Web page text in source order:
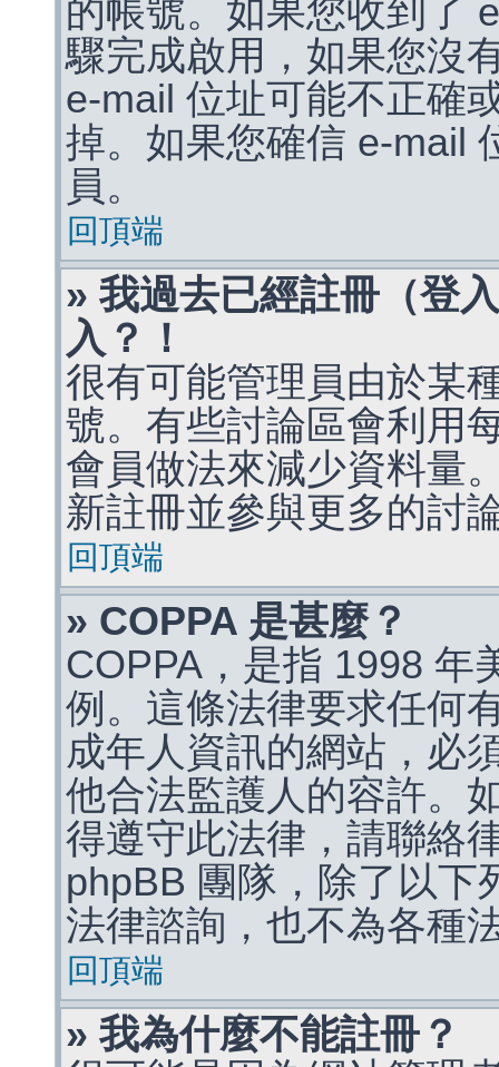
的帳號。如果您收到了
驟完成啟用，如果您沒
e-mail 位址可能不正確
掉。如果您確信 e-mail
員。
回頂端
» 我過去已經註冊（登
入？！
很有可能管理員由於某
號。有些討論區會利用
會員做法來減少資料量
新註冊並參與更多的討
回頂端
» COPPA 是甚麼？
COPPA，是指 1998 年
例。這條法律要求任何
成年人資訊的網站，必
他合法監護人的容許。
得遵守此法律，請聯絡
phpBB 團隊，除了以下
法律諮詢，也不為各種
回頂端
» 我為什麼不能註冊？